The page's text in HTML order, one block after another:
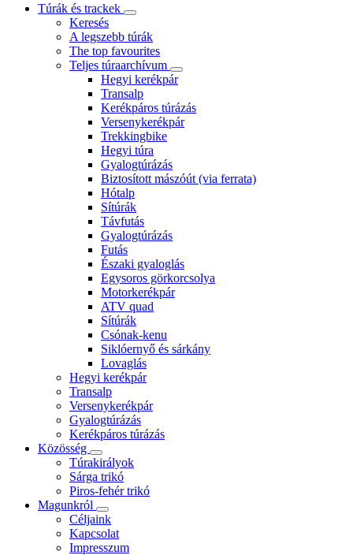
Túrák és trackek
Keresés
A legszebb túrák
The top favourites
Teljes túraarchívum
Hegyi kerékpár
Transalp
Kerékpáros túrázás
Versenykerékpár
Trekkingbike
Hegyi túra
Gyalogtúrázás
Biztosított mászóút (via ferrata)
Hótalp
Sítúrák
Távfutás
Gyalogtúrázás
Futás
Északi gyaloglás
Egysoros görkorcsolya
Motorkerékpár
ATV quad
Sítúrák
Csónak-kenu
Siklóernyő és sárkány
Lovaglás
Hegyi kerékpár
Transalp
Versenykerékpár
Gyalogtúrázás
Kerékpáros túrázás
Közösség
Túrakirályok
Sárga trikó
Piros-fehér trikó
Magunkról
Céljaink
Kapcsolat
Impresszum